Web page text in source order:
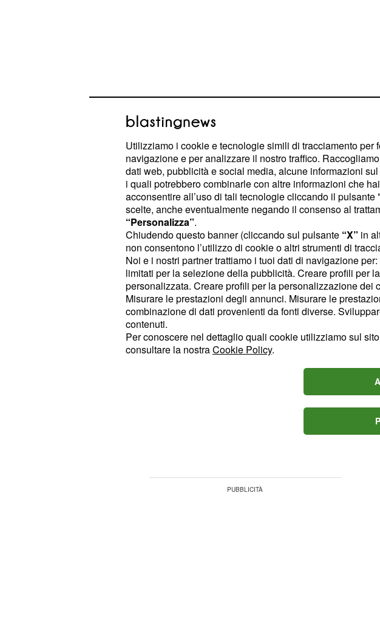
Cambiamenti in vista, però, per Barbara D'Urso.
Live, dal 13 gennaio partirà sempre dalle 17:20, non più
14:00, come annunciato dal direttore di Canale 5, Giancarlo
Scheri e, stando alle sue parole, il motivo è dovuto al fatto
che la D'Urso condurrà ben due prime time. Il primo a
febbraio, con un programma che avrà un nuovo studio,
come anticipato da BubinoBlog, firmato da Emanuela
Zitkowsky, scenografa del Festival di Sanremo 2018 e del
Grande Fratello.
È Mara Venier a vincere l'ultima sfida
la gara d'ascolti
intervistati dalla signora della domenica di Rai 1, tra
Utilizziamo i cookie e tecnologie simili di tracciamento
navigazione e per analizzare il nostro traffico.
dati web, pubblicità e social media, alcune informazioni
i quali potrebbero combinarle con altre informazioni che
acconsentire all’uso di tali tecnologie cliccando il pulsante
scelte, anche eventualmente negando il consenso al
“Personalizza”.
Chiudendo questo banner (cliccando sul pulsante “X” in
non consentono l’utilizzo di cookie o altri strumenti di
Noi e i nostri partner trattiamo i tuoi dati di navigazione
limitati per la selezione della pubblicità. Creare profili per
personalizzata. Creare profili per la personalizzazione
Misurare le prestazioni degli annunci. Misurare le
combinazione di dati provenienti da fonti diverse.
contenuti.
Per conoscere nel dettaglio quali cookie utilizziamo sul
consultare la nostraCookie Policy.